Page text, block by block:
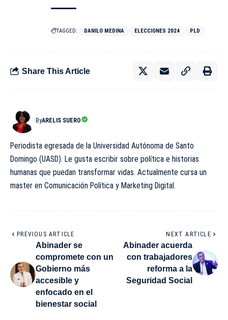
TAGGED: DANILO MEDINA ELECCIONES 2024 PLD
Share This Article
ByARELIS SUERO
Periodista egresada de la Universidad Autónoma de Santo
Domingo (UASD). Le gusta escribir sobre política e historias
humanas que puedan transformar vidas. Actualmente cursa un
master en Comunicación Política y Marketing Digital.
PREVIOUS ARTICLE
Abinader se
compromete con un
Gobierno más
accesible y
enfocado en el
bienestar social
NEXT ARTICLE
Abinader acuerda
con trabajadores
reforma a la
Seguridad Social